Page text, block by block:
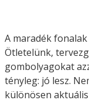
A maradék
Ötletelünk,
gombolyagokat
tényleg: jó lesz.
különösen